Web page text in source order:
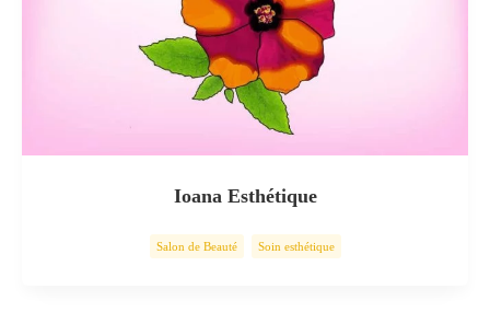
Ioana Esthétique
Salon de Beauté Soin esthétique